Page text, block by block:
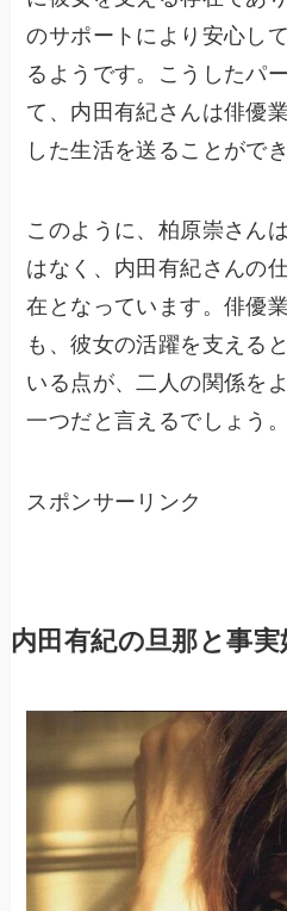
のサポートにより安心し
るようです。こうしたパ
て、内田有紀さんは俳優
した生活を送ることがで
このように、柏原崇さん
はなく、内田有紀さんの
在となっています。俳優
も、彼女の活躍を支える
いる点が、二人の関係を
一つだと言えるでしょう。
スポンサーリンク
内田有紀の旦那と事実